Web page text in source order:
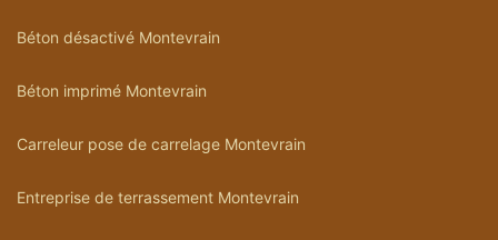
Béton désactivé Montevrain
Béton imprimé Montevrain
Carreleur pose de carrelage Montevrain
Entreprise de terrassement Montevrain